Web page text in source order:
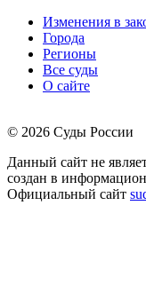
Изменения в
Города
Регионы
Все суды
О сайте
© 2026 Суды России
Данный сайт не
создан в
Официальный сайт